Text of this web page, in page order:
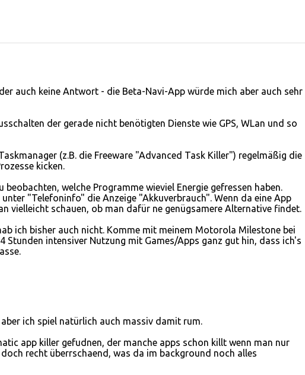
auch keine Antwort - die Beta-Navi-App würde mich aber auch sehr
der gerade nicht benötigten Dienste wie GPS, WLan und so
(z.B. die Freeware "Advanced Task Killer") regelmäßig die
kicken.
beobachten, welche Programme wieviel Energie gefressen haben.
"Telefoninfo" die Anzeige "Akkuverbrauch". Wenn da eine App
vielleicht schauen, ob man dafür ne genügsamere Alternative findet.
ich bisher auch nicht. Komme mit meinem Motorola Milestone bei
Stunden intensiver Nutzung mit Games/Apps ganz gut hin, dass ich's
ich spiel natürlich auch massiv damit rum.
app killer gefudnen, der manche apps schon killt wenn man nur
recht überrschaend, was da im background noch alles